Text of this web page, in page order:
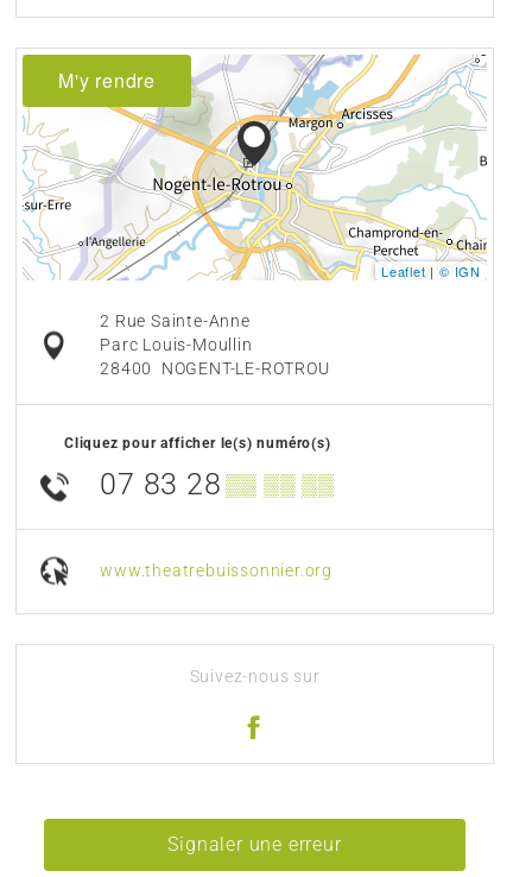
M'y rendre
Leaflet| © IGN
2 Rue Sainte-Anne
Parc Louis-Moullin
28400
NOGENT-LE-ROTROU
Cliquez pour afficher le(s) numéro(s)
07 83 28 ▒▒ ▒▒ ▒▒
www.theatrebuissonnier.org
Suivez-nous sur
Signaler une erreur